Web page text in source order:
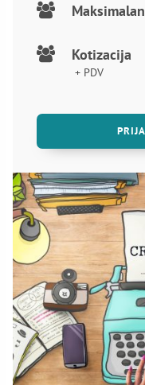
Kotizacija
+ PDV